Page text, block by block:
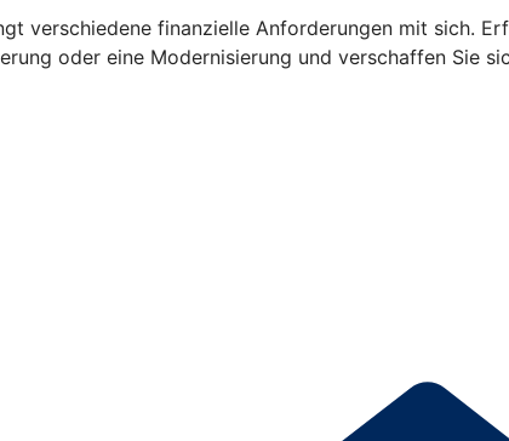
verschiedene finanzielle Anforderungen mit sich.
oder eine Modernisierung und verschaffen Sie